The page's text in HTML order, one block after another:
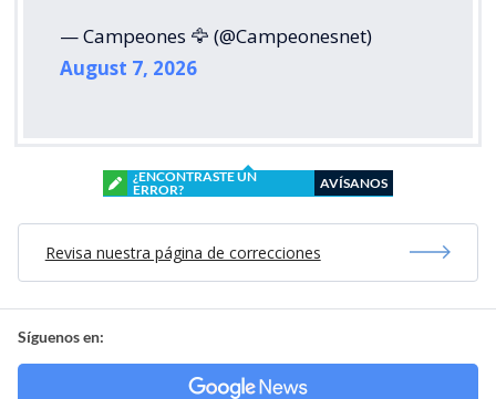
— Campeones 🦅 (@Campeonesnet)
August 7, 2026
¿ENCONTRASTE UN
ERROR?
AVÍSANOS
Revisa nuestra página de correcciones
Síguenos en: